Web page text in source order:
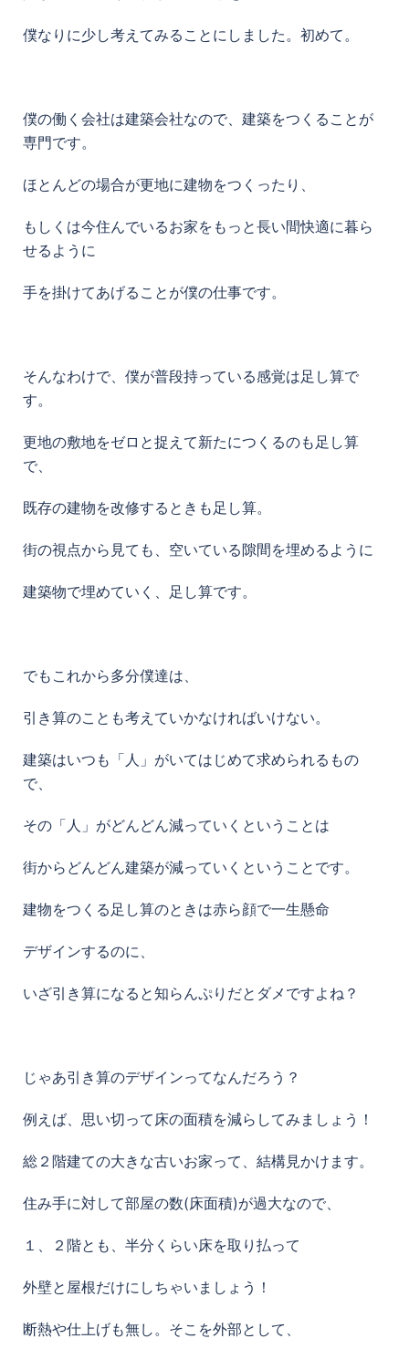
僕なりに少し考えてみることにしました。初めて。
僕の働く会社は建築会社なので、建築をつくることが
専門です。
ほとんどの場合が更地に建物をつくったり、
もしくは今住んでいるお家をもっと長い間快適に暮ら
せるように
手を掛けてあげることが僕の仕事です。
そんなわけで、僕が普段持っている感覚は足し算で
す。
更地の敷地をゼロと捉えて新たにつくるのも足し算
で、
既存の建物を改修するときも足し算。
街の視点から見ても、空いている隙間を埋めるように
建築物で埋めていく、足し算です。
でもこれから多分僕達は、
引き算のことも考えていかなければいけない。
建築はいつも「人」がいてはじめて求められるもの
で、
その「人」がどんどん減っていくということは
街からどんどん建築が減っていくということです。
建物をつくる足し算のときは赤ら顔で一生懸命
デザインするのに、
いざ引き算になると知らんぷりだとダメですよね？
じゃあ引き算のデザインってなんだろう？
例えば、思い切って床の面積を減らしてみましょう！
総２階建ての大きな古いお家って、結構見かけます。
住み手に対して部屋の数(床面積)が過大なので、
１、２階とも、半分くらい床を取り払って
外壁と屋根だけにしちゃいましょう！
断熱や仕上げも無し。そこを外部として、